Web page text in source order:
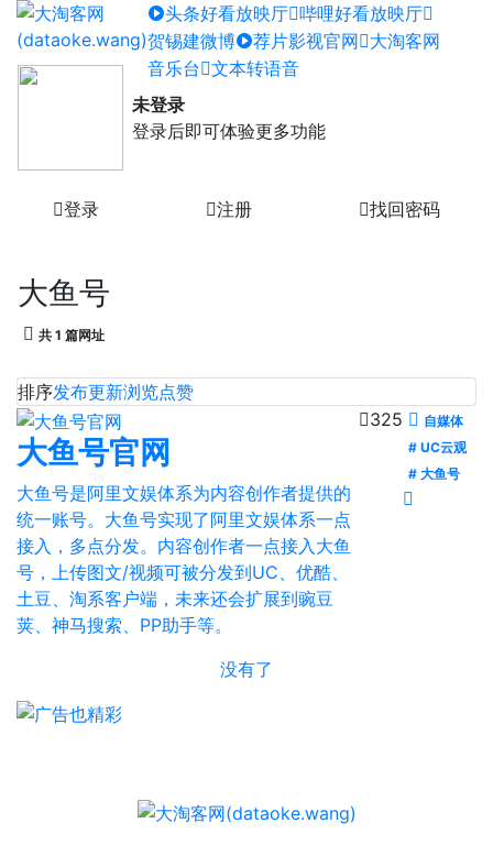
头条好看放映厅 哔哩好看放映厅
贺锡建微博
荐片影视官网 大淘客网
音乐台 文本转语音
未登录
登录后即可体验更多功能
登录 注册 找回密码
大鱼号
共 1 篇网址
排序发布更新浏览点赞
大鱼号官网
大鱼号是阿里文娱体系为内容创作者提供的
统一账号。大鱼号实现了阿里文娱体系一点
接入，多点分发。内容创作者一点接入大鱼
号，上传图文/视频可被分发到UC、优酷、
土豆、淘系客户端，未来还会扩展到豌豆
荚、神马搜索、PP助手等。
325
自媒体
# UC云观
# 大鱼号
没有了